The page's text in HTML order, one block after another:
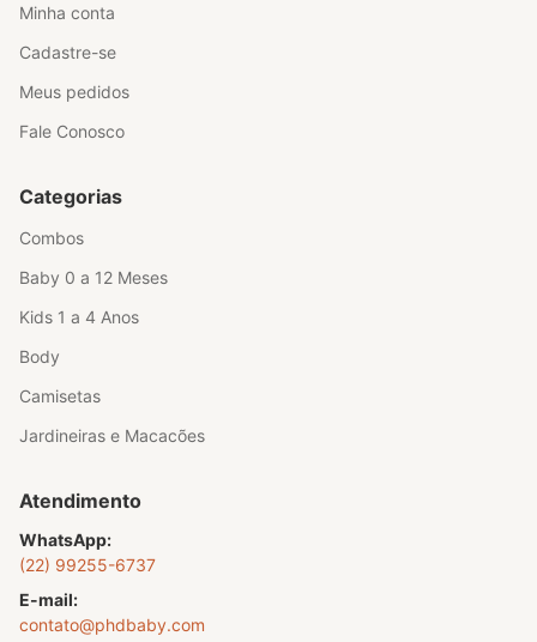
Minha conta
Cadastre-se
Meus pedidos
Fale Conosco
Categorias
Combos
Baby 0 a 12 Meses
Kids 1 a 4 Anos
Body
Camisetas
Jardineiras e Macacões
Atendimento
WhatsApp:
(22) 99255-6737
E-mail:
contato@phdbaby.com